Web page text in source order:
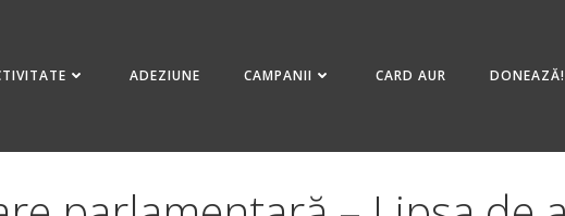
ADEZIUNE CAMPANII CARD AUR DONEAZĂ!